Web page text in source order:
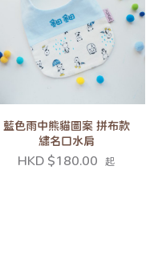
藍色雨中熊貓圖案 拼布款
繡名口水肩
HKD $180.00 起